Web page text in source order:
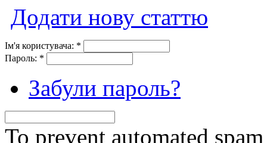
Додати нову статтю
Ім'я користувача: *
Пароль: *
Забули пароль?
To prevent automated